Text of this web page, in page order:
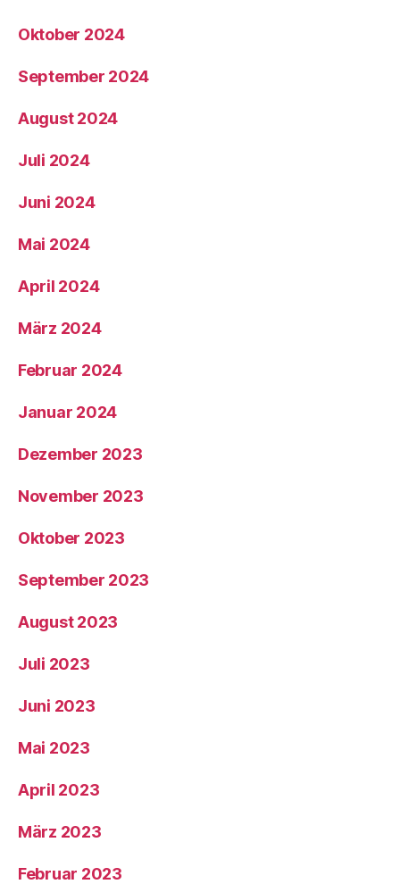
Oktober 2024
September 2024
August 2024
Juli 2024
Juni 2024
Mai 2024
April 2024
März 2024
Februar 2024
Januar 2024
Dezember 2023
November 2023
Oktober 2023
September 2023
August 2023
Juli 2023
Juni 2023
Mai 2023
April 2023
März 2023
Februar 2023